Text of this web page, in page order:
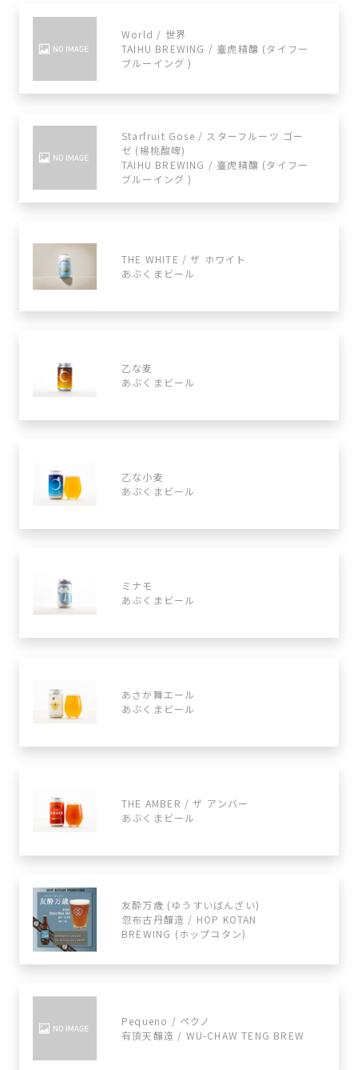
World / 世界
TAIHU BREWING / 臺虎精釀 (タイフー
ブルーイング )
Starfruit Gose / スターフルーツ ゴー
ゼ (楊桃酸啤)
TAIHU BREWING / 臺虎精釀 (タイフー
ブルーイング )
THE WHITE / ザ ホワイト
あぶくまビール
乙な麦
あぶくまビール
乙な小麦
あぶくまビール
ミナモ
あぶくまビール
あさか舞エール
あぶくまビール
THE AMBER / ザ アンバー
あぶくまビール
友酔万歳 (ゆうすいばんざい)
忽布古丹醸造 / HOP KOTAN
BREWING (ホップコタン)
Pequeno / ペクノ
有頂天醸造 / WU-CHAW TENG BREW